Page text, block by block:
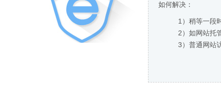
如何解决：
1）稍等一段
2）如网站托
3）普通网站